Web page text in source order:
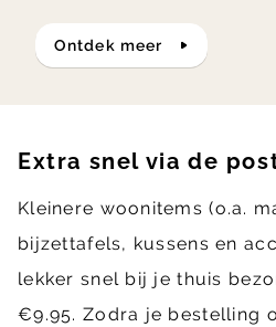
ontdek meer
Extra snel via de
Kleinere woonitems (o.a.
bijzettafels, kussens en
lekker snel bij je thuis
€9.95. Zodra je bestelling